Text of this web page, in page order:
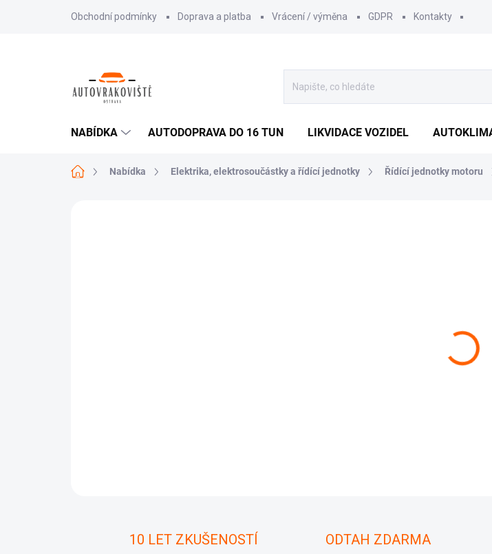
Obchodní podmínky Doprava a platba Vrácení / výměna GDPR Kontakty
NABÍDKA AUTODOPRAVA DO 16 TUN LIKVIDACE VOZIDEL
Domů Nabídka Elektrika, elektrosoučástky a řídící jednotky Řídící jednotky motoru
10 LET ZKUŠENOSTÍ ODTAH ZDARMA